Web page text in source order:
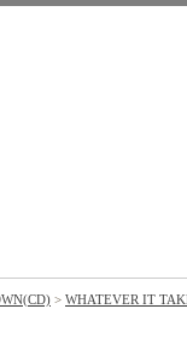
> WHATEVER IT